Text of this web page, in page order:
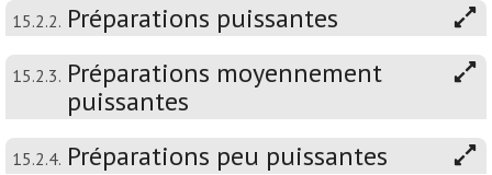
15.2.2. Préparations puissantes
15.2.3. Préparations moyennement
puissantes
15.2.4. Préparations peu puissantes